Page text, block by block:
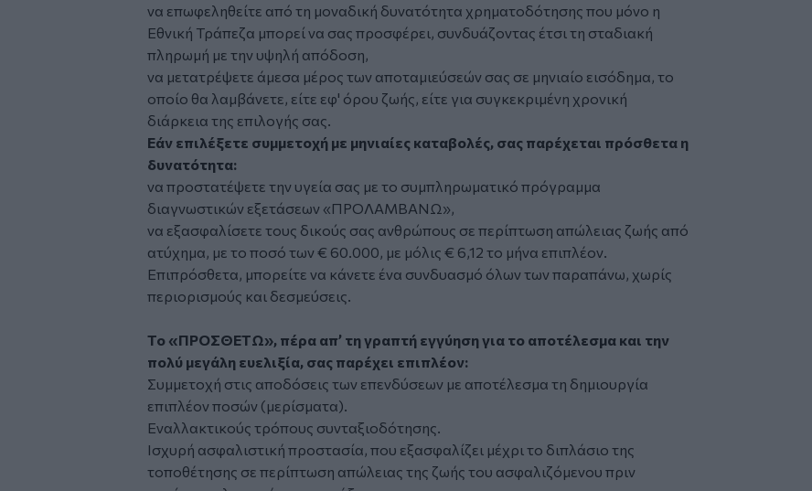
να επωφεληθείτε από τη μοναδική δυνατότητα χρηματοδότησης που μόνο η
Εθνική Τράπεζα μπορεί να σας προσφέρει, συνδυάζοντας έτσι τη σταδιακή
πληρωμή με την υψηλή απόδοση,
να μετατρέψετε άμεσα μέρος των αποταμιεύσεών σας σε μηνιαίο εισόδημα, το
οποίο θα λαμβάνετε, είτε εφ' όρου ζωής, είτε για συγκεκριμένη χρονική
διάρκεια της επιλογής σας.
Εάν επιλέξετε συμμετοχή με μηνιαίες καταβολές, σας παρέχεται πρόσθετα η
δυνατότητα:
να προστατέψετε την υγεία σας με το συμπληρωματικό πρόγραμμα
διαγνωστικών εξετάσεων «ΠΡΟΛΑΜΒΑΝΩ»,
να εξασφαλίσετε τους δικούς σας ανθρώπους σε περίπτωση απώλειας ζωής από
ατύχημα, με το ποσό των € 60.000, με μόλις € 6,12 το μήνα επιπλέον.
Επιπρόσθετα, μπορείτε να κάνετε ένα συνδυασμό όλων των παραπάνω, χωρίς
περιορισμούς και δεσμεύσεις.
Το «ΠΡΟΣΘΕΤΩ», πέρα απ’ τη γραπτή εγγύηση για το αποτέλεσμα και την
πολύ μεγάλη ευελιξία, σας παρέχει επιπλέον:
Συμμετοχή στις αποδόσεις των επενδύσεων με αποτέλεσμα τη δημιουργία
επιπλέον ποσών (μερίσματα).
Εναλλακτικούς τρόπους συνταξιοδότησης.
Ισχυρή ασφαλιστική προστασία, που εξασφαλίζει μέχρι το διπλάσιο της
τοποθέτησης σε περίπτωση απώλειας της ζωής του ασφαλιζόμενου πριν